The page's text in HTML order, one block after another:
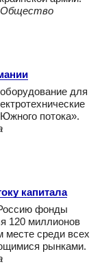
для
потока».
капитала
фонды
120 миллионов
месте среди всех
рынками.